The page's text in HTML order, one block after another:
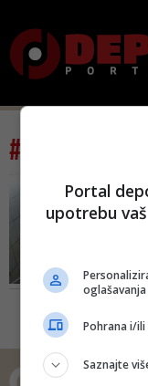
#tag:
Portal
upotrebu
Pohrana i/
Saznajte